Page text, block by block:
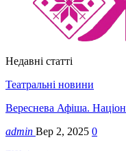
Недавні статті
Театральні новини
Вереснева Афіша.
admin Вер 2, 2025 0